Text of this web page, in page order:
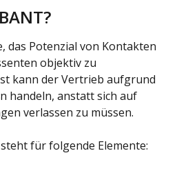
das Potenzial von Kontakten
objektiv zu
kann der Vertrieb aufgrund
handeln, anstatt sich auf
verlassen zu müssen.
für folgende Elemente: